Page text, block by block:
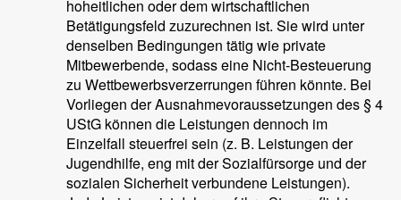
hoheitlichen oder dem wirtschaftlichen
Betätigungsfeld zuzurechnen ist. Sie wird unter
denselben Bedingungen tätig wie private
Mitbewerbende, sodass eine Nicht-Besteuerung
zu Wettbewerbsverzerrungen führen könnte. Bei
Vorliegen der Ausnahmevoraussetzungen des § 4
UStG können die Leistungen dennoch im
Einzelfall steuerfrei sein (z. B. Leistungen der
Jugendhilfe, eng mit der Sozialfürsorge und der
sozialen Sicherheit verbundene Leistungen).